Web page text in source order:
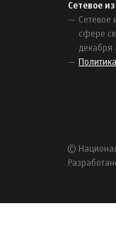
Сетевое
Сетевое
сфере
декабря
©